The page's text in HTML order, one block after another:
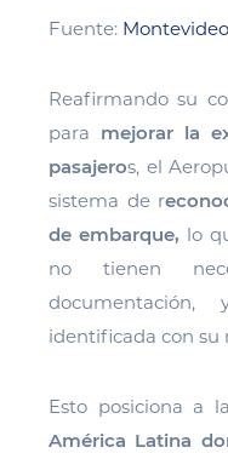
Fuente:
Reafirmando su
para mejorar la
pasajeros, el
sistema de r
de embarque, lo
no tienen
identificada con su
Esto posiciona a
América Latina